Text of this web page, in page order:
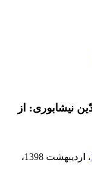
نیشابوری: از
، اردیبهشت 1398
،